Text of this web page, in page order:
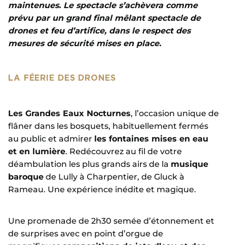
maintenues. Le spectacle s’achèvera comme
prévu par un grand final mêlant spectacle de
drones et feu d’artifice, dans le respect des
mesures de sécurité mises en place.
LA FÉERIE DES DRONES
Les Grandes Eaux Nocturnes, l’occasion unique de
flâner dans les bosquets, habituellement fermés
au public et admirer les fontaines mises en eau
et en lumière. Redécouvrez au fil de votre
déambulation les plus grands airs de la musique
baroque de Lully à Charpentier, de Gluck à
Rameau. Une expérience inédite et magique.
Une promenade de 2h30 semée d’étonnement et
de surprises avec en point d’orgue de